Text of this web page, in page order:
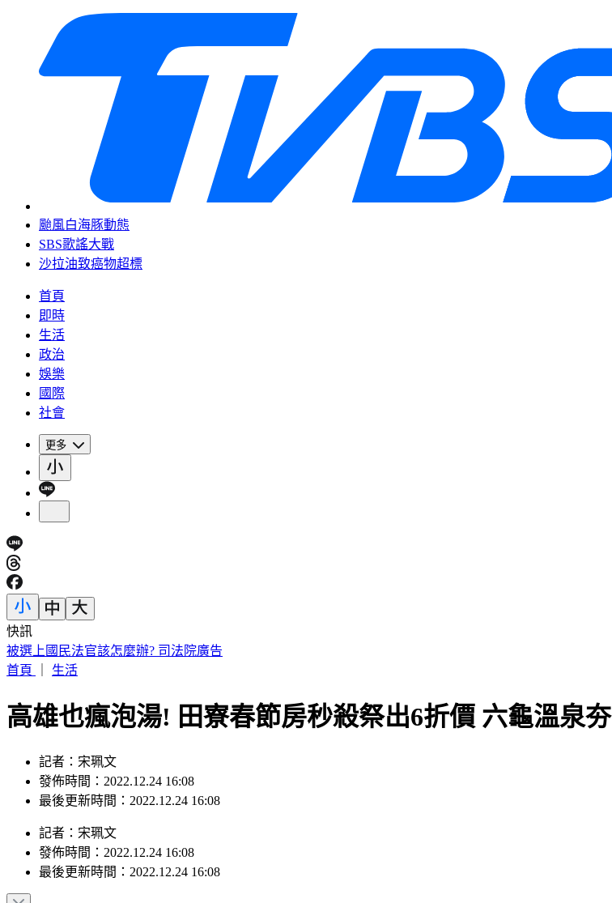
颱風白海豚動態
SBS歌謠大戰
沙拉油致癌物超標
首頁
即時
生活
政治
娛樂
國際
社會
更多
快訊
「小秦漢」張海漢驚傳過世！享壽68歲 好友悲痛證實
首頁
生活
高雄也瘋泡湯! 田寮春節房秒殺祭出6折價 六龜溫泉夯
記者：宋珮文
發佈時間：2022.12.24 16:08
最後更新時間：2022.12.24 16:08
記者 ： 宋珮文
發佈時間： 2022.12.24 16:08
最後更新時間： 2022.12.24 16:08